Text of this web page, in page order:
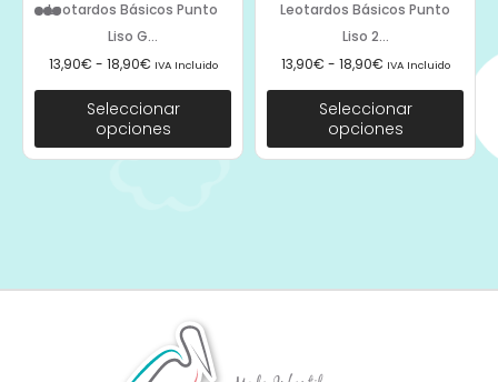
Leotardos Básicos Punto
Liso G...
13,90€ - 18,90€ IVA Incluido
Seleccionar
opciones
Leotardos Básicos Punto
Liso 2...
13,90€ - 18,90€ IVA Incluido
Seleccionar
opciones